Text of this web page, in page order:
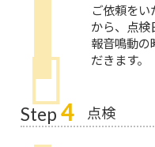
ご依頼をい
から、点検
報音鳴動の
だきます。
Step 4 点検